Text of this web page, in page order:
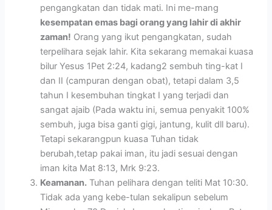
pengangkatan dan tidak mati. Ini me-mang
kesempatan emas bagi orang yang lahir di akhir
zaman! Orang yang ikut pengangkatan, sudah
terpelihara sejak lahir. Kita sekarang memakai kuasa
bilur Yesus 1Pet 2:24, kadang2 sembuh ting-kat I
dan II (campuran dengan obat), tetapi dalam 3,5
tahun I kesembuhan tingkat I yang terjadi dan
sangat ajaib (Pada waktu ini, semua penyakit 100%
sembuh, juga bisa ganti gigi, jantung, kulit dll baru).
Tetapi sekarangpun kuasa Tuhan tidak
berubah,tetap pakai iman, itu jadi sesuai dengan
iman kita Mat 8:13, Mrk 9:23.
Keamanan. Tuhan pelihara dengan teliti Mat 10:30.
Tidak ada yang kebe-tulan sekalipun sebelum